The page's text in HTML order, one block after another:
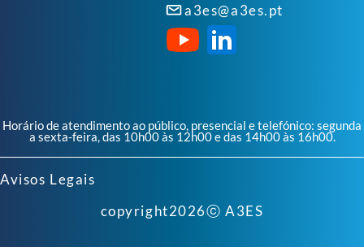
a3es@a3es.pt
Horário de atendimento ao público, presencial e telefónico: segunda
a sexta-feira, das 10h00 às 12h00 e das 14h00 às 16h00.
Avisos Legais
copyright2026ⓒ A3ES